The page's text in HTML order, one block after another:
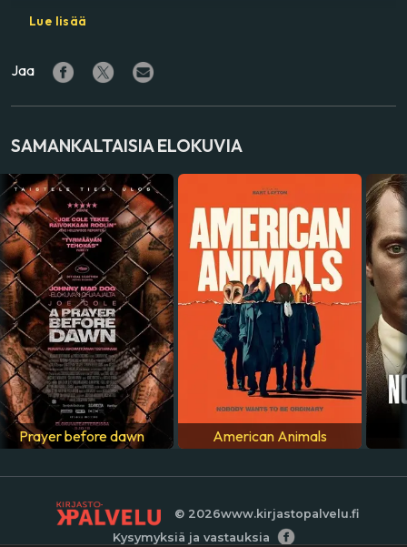
Aaron Sorkin
NÄYTTELIJÄ
VALMISTUSMAA
Kiina
ÄÄNIRAIDAT
englanti
Lue lisää
Jaa
SAMANKALTAISIA ELOKUVIA
Prayer before dawn American Animals
© 2026www.kirjastopalvelu.fi
Kysymyksiä ja vastauksia